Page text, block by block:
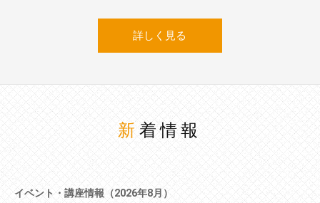
詳しく見る
新着情報
イベント・講座情報（2026年8月）